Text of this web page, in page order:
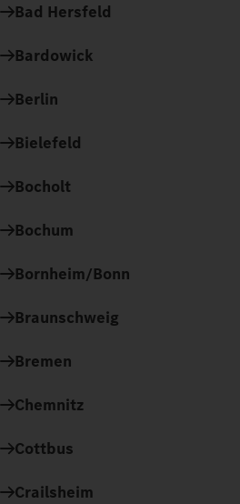
Bad Hersfeld
Bardowick
Berlin
Bielefeld
Bocholt
Bochum
Bornheim/Bonn
Braunschweig
Bremen
Chemnitz
Cottbus
Crailsheim